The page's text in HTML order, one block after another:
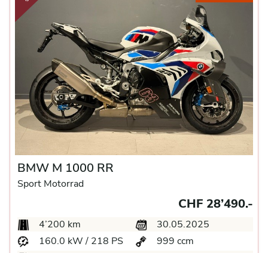
BMW M 1000 RR
Sport Motorrad
CHF 28’490.-
4’200 km
30.05.2025
160.0 kW / 218 PS
999 ccm